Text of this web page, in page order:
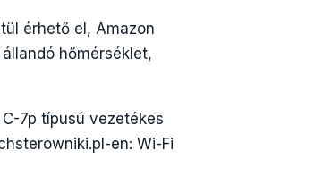
érhető el, Amazon
hőmérséklet,
7p típusú vezetékes
en: Wi-Fi